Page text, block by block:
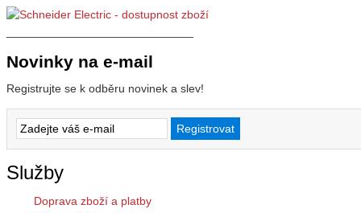
Novinky na e-mail
Registrujte se k odběru novinek a slev!
Služby
Doprava zboží a platby